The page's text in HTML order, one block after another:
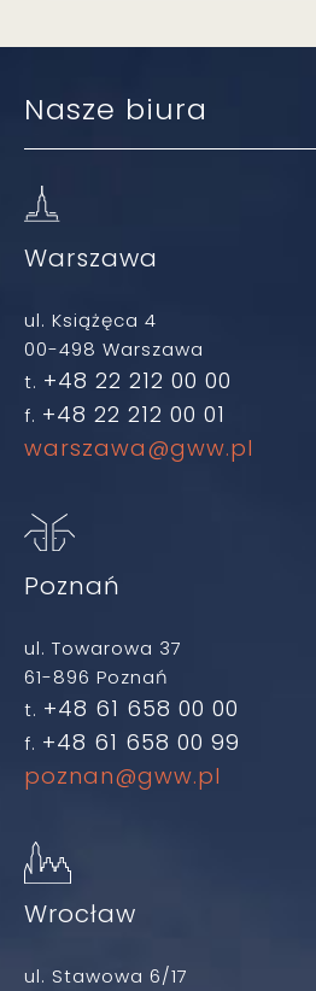
Nasze biura
Warszawa
ul. Książęca 4
00-498 Warszawa
t. +48 22 212 00 00
f. +48 22 212 00 01
warszawa@gww.pl
Poznań
ul. Towarowa 37
61-896 Poznań
t. +48 61 658 00 00
f. +48 61 658 00 99
poznan@gww.pl
Wrocław
ul. Stawowa 6/17